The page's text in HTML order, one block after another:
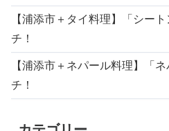
【浦添市＋タイ料理】「シー
チ！
【浦添市＋ネパール料理】「
チ！